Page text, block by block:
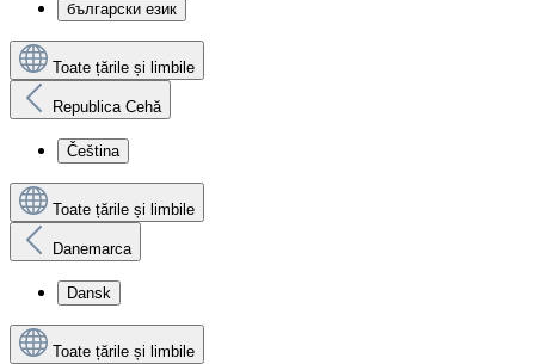
български език
Toate țările și limbile
Republica Cehă
Čeština
Toate țările și limbile
Danemarca
Dansk
Toate țările și limbile